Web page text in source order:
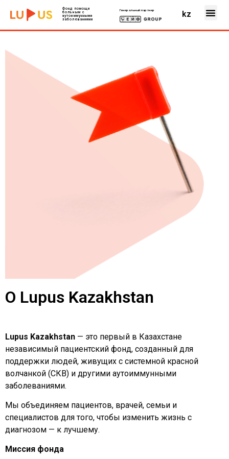
Фонд помощи
больным с
аутоиммунными
заболеваниями
Генеральный партнер kz
О Lupus Kazakhstan
Lupus Kazakhstan — это первый в Казахстане
независимый пациентский фонд, созданный для
поддержки людей, живущих с системной красной
волчанкой (СКВ) и другими аутоиммунными
заболеваниями.
Мы объединяем пациентов, врачей, семьи и
специалистов для того, чтобы изменить жизнь с
диагнозом — к лучшему.
Миссия фонда